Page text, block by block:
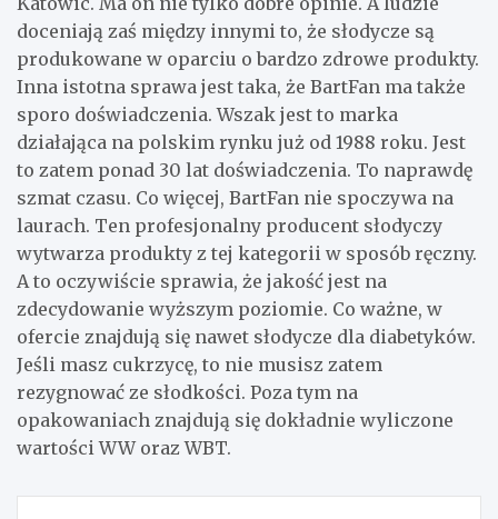
doceniają zaś między innymi to, że słodycze są
produkowane w oparciu o bardzo zdrowe produkty.
Inna istotna sprawa jest taka, że BartFan ma także
sporo doświadczenia. Wszak jest to marka
działająca na polskim rynku już od 1988 roku. Jest
to zatem ponad 30 lat doświadczenia. To naprawdę
szmat czasu. Co więcej, BartFan nie spoczywa na
laurach. Ten profesjonalny producent słodyczy
wytwarza produkty z tej kategorii w sposób ręczny.
A to oczywiście sprawia, że jakość jest na
zdecydowanie wyższym poziomie. Co ważne, w
ofercie znajdują się nawet słodycze dla diabetyków.
Jeśli masz cukrzycę, to nie musisz zatem
rezygnować ze słodkości. Poza tym na
opakowaniach znajdują się dokładnie wyliczone
wartości WW oraz WBT.